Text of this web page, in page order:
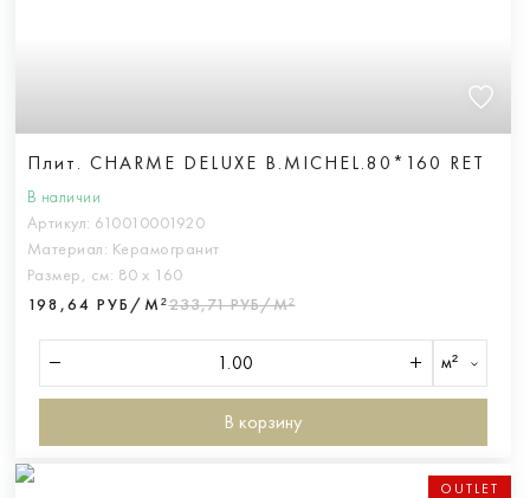
Плит. CHARME DELUXE B.MICHEL.80*160 RET
В наличии
Артикул: 610010001920
Материал: Керамогранит
Размер, см: 80 х 160
198,64 РУБ/М²233,71 РУБ/М²
м²
В корзину
OUTLET